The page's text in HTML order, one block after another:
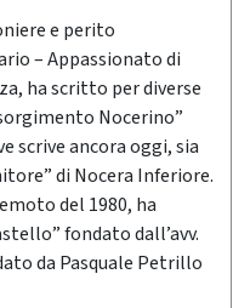
e perito
– Appassionato di
ha scritto per diverse
Nocerino”
scrive ancora oggi, sia
di Nocera Inferiore.
del 1980, ha
fondato dall’avv.
da Pasquale Petrillo